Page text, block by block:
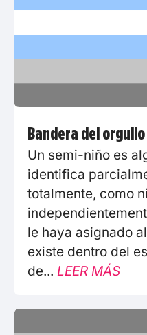
Bandera del
Un semi-niño es
identifica
totalmente, como
le haya asignado
existe dentro del
de... LEER MÁS